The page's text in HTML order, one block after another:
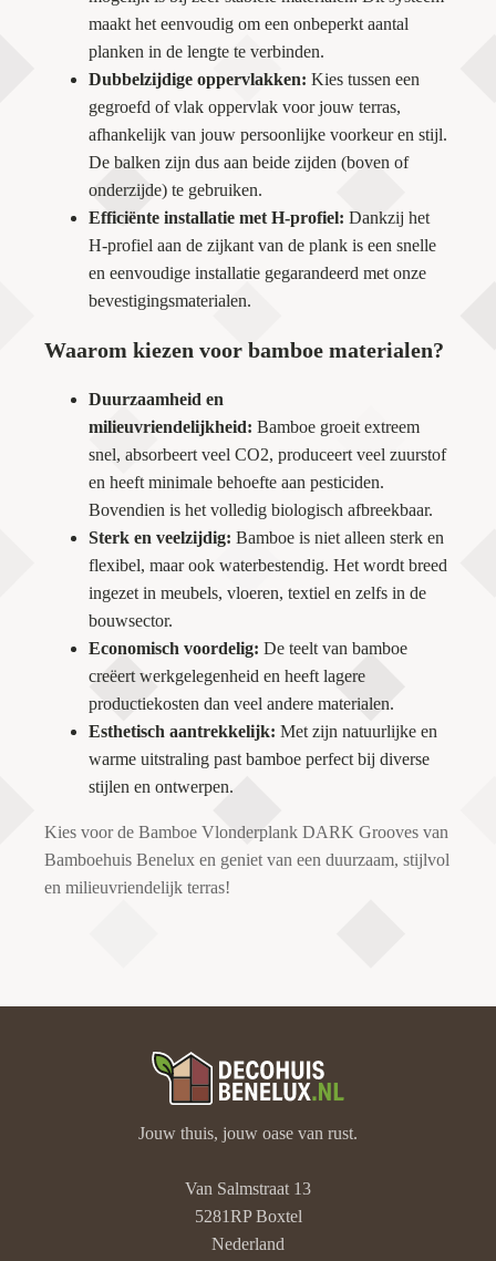
maakt het eenvoudig om een onbeperkt aantal
planken in de lengte te verbinden.
Dubbelzijdige oppervlakken: Kies tussen een
gegroefd of vlak oppervlak voor jouw terras,
afhankelijk van jouw persoonlijke voorkeur en stijl.
De balken zijn dus aan beide zijden (boven of
onderzijde) te gebruiken.
Efficiënte installatie met H-profiel: Dankzij het
H-profiel aan de zijkant van de plank is een snelle
en eenvoudige installatie gegarandeerd met onze
bevestigingsmaterialen.
Waarom kiezen voor bamboe materialen?
Duurzaamheid en
milieuvriendelijkheid: Bamboe groeit extreem
snel, absorbeert veel CO2, produceert veel zuurstof
en heeft minimale behoefte aan pesticiden.
Bovendien is het volledig biologisch afbreekbaar.
Sterk en veelzijdig: Bamboe is niet alleen sterk en
flexibel, maar ook waterbestendig. Het wordt breed
ingezet in meubels, vloeren, textiel en zelfs in de
bouwsector.
Economisch voordelig: De teelt van bamboe
creëert werkgelegenheid en heeft lagere
productiekosten dan veel andere materialen.
Esthetisch aantrekkelijk: Met zijn natuurlijke en
warme uitstraling past bamboe perfect bij diverse
stijlen en ontwerpen.
Kies voor de Bamboe Vlonderplank DARK Grooves van
Bamboehuis Benelux en geniet van een duurzaam, stijlvol
en milieuvriendelijk terras!
Jouw thuis, jouw oase van rust.
Van Salmstraat 13
5281RP Boxtel
Nederland